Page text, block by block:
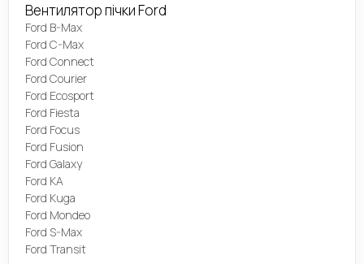
Вентилятор пічки Ford
Ford B-Max
Ford C-Max
Ford Connect
Ford Courier
Ford Ecosport
Ford Fiesta
Ford Focus
Ford Fusion
Ford Galaxy
Ford KA
Ford Kuga
Ford Mondeo
Ford S-Max
Ford Transit